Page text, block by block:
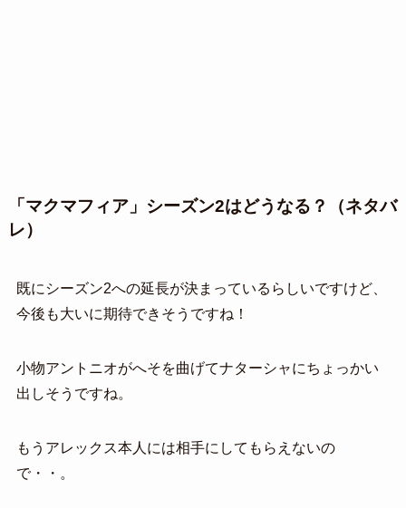
「マクマフィア」シーズン2はどうなる？（ネタバ
レ）
既にシーズン2への延長が決まっているらしいですけど、
今後も大いに期待できそうですね！
小物アントニオがへそを曲げてナターシャにちょっかい
出しそうですね。
もうアレックス本人には相手にしてもらえないの
で・・。